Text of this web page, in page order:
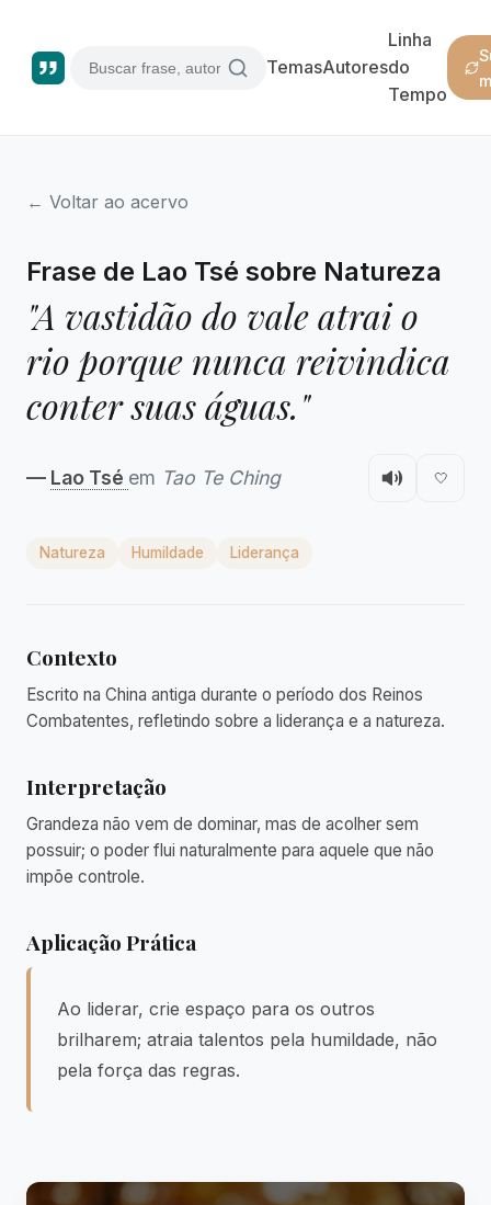
TemasAutores
Linha
do
Tempo
← Voltar ao acervo
Frase de Lao Tsé sobre Natureza
"A vastidão do vale atrai o
rio porque nunca reivindica
conter suas águas."
— Lao Tsé em Tao Te Ching 🤍
Natureza Humildade Liderança
Contexto
Escrito na China antiga durante o período dos Reinos
Combatentes, refletindo sobre a liderança e a natureza.
Interpretação
Grandeza não vem de dominar, mas de acolher sem
possuir; o poder flui naturalmente para aquele que não
impõe controle.
Aplicação Prática
Ao liderar, crie espaço para os outros
brilharem; atraia talentos pela humildade, não
pela força das regras.